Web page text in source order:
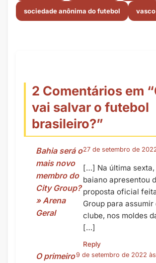
sociedade anônima do futebol vasco
2 Comentários em “
vai salvar o futebol
brasileiro?”
Bahia será o
mais novo
membro do
City Group?
» Arena
Geral
27 de setembro de
[…] Na última sexta,
baiano apresentou
proposta oficial
Group para
clube, nos moldes
[…]
Reply
O primeiro9 de setembro de 2022 às